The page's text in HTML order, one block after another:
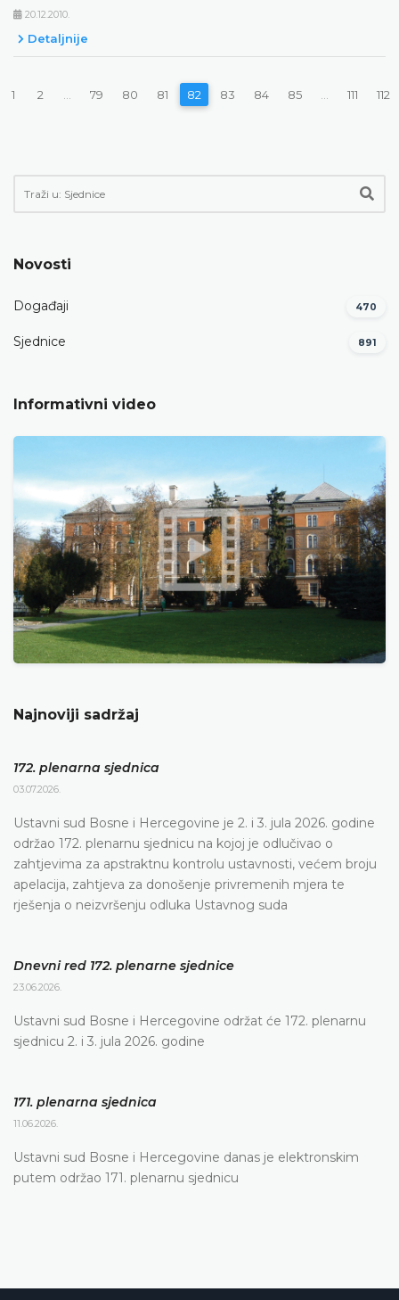
20.12.2010.
Detaljnije
1 2 79 80 81 82 83 84 85 111 112
Novosti
Događaji 470
Sjednice 891
Informativni video
Najnoviji sadržaj
172. plenarna sjednica
03.07.2026.
Ustavni sud Bosne i Hercegovine je 2. i 3. jula 2026. godine
održao 172. plenarnu sjednicu na kojoj je odlučivao o
zahtjevima za apstraktnu kontrolu ustavnosti, većem broju
apelacija, zahtjeva za donošenje privremenih mjera te
rješenja o neizvršenju odluka Ustavnog suda
Dnevni red 172. plenarne sjednice
23.06.2026.
Ustavni sud Bosne i Hercegovine održat će 172. plenarnu
sjednicu 2. i 3. jula 2026. godine
171. plenarna sjednica
11.06.2026.
Ustavni sud Bosne i Hercegovine danas je elektronskim
putem održao 171. plenarnu sjednicu